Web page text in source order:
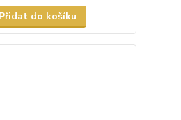
Přidat do košíku